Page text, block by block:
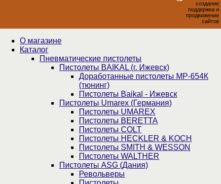
создание
поддержка и
продвижение
сайтов
О магазине
Каталог
Пнев­ма­ти­чес­кие пистолеты
Пистолеты BAIKAL (г. Ижевск)
Доработанные пистолеты МР-654К
(тюнинг)
Пистолеты Baikal - Ижевск
Пистолеты Umarex (Германия)
Пистолеты UMAREX
Пистолеты BERETTA
Пистолеты COLT
Пистолеты HECKLER & KOCH
Пистолеты SMITH & WESSON
Пистолеты WALTHER
Пистолеты ASG (Дания)
Револьверы